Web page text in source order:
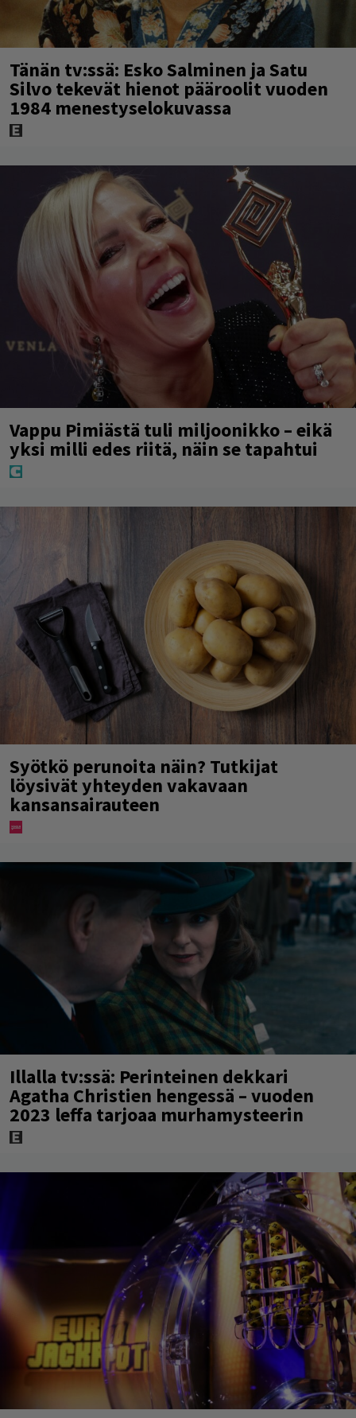
Tänän tv:ssä: Esko Salminen ja Satu
Silvo tekevät hienot pääroolit vuoden
1984 menestyselokuvassa
Vappu Pimiästä tuli miljoonikko – eikä
yksi milli edes riitä, näin se tapahtui
Syötkö perunoita näin? Tutkijat
löysivät yhteyden vakavaan
kansansairauteen
Illalla tv:ssä: Perinteinen dekkari
Agatha Christien hengessä – vuoden
2023 leffa tarjoaa murhamysteerin